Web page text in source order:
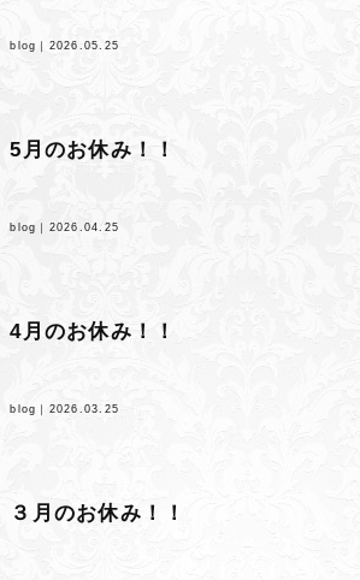
blog｜ 2026.05.25
5月のお休み！！
blog｜ 2026.04.25
4月のお休み！！
blog｜ 2026.03.25
３月のお休み！！